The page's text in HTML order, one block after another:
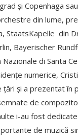
și Copenhaga
din lume,
StaatsKapelle din
Bayerischer
di Santa
numerice,
și a prezentat în
de
i-au fost
de muzică